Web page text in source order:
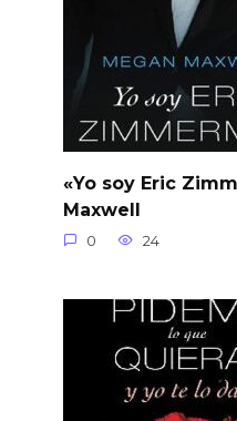
«Yo soy Eric
Maxwell
0 24